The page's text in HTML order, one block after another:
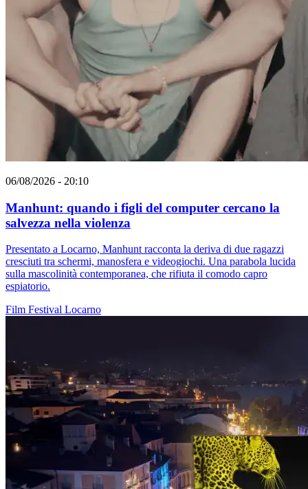
06/08/2026 - 20:10
Manhunt: quando i figli del computer cercano la
salvezza nella violenza
Presentato a Locarno, Manhunt racconta la deriva di due ragazzi
cresciuti tra schermi, manosfera e videogiochi. Una parabola lucida
sulla mascolinità contemporanea, che rifiuta il comodo capro
espiatorio.
Film Festival Locarno